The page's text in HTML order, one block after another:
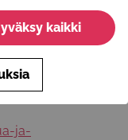
ja-
kaikki